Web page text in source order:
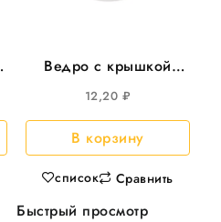
Ведро с крышкой
325шт/кор
12,20 ₽
В корзину
список Сравнить
Быстрый просмотр